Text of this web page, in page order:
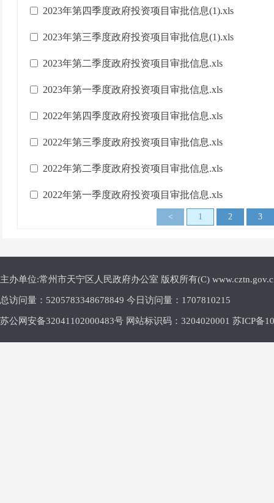
2023年第四季度政府投资项目审批信息(1).xls
2023年第三季度政府投资项目审批信息(1).xls
2023年第二季度政府投资项目审批信息.xls
2023年第一季度政府投资项目审批信息.xls
2022年第四季度政府投资项目审批信息.xls
2022年第三季度政府投资项目审批信息.xls
2022年第二季度政府投资项目审批信息.xls
2022年第一季度政府投资项目审批信息.xls
< 1 2 3
主办单位:常州市天宁区人民政府办公室 版权所有(C)
总访问量： 5205783348678849 今日访问量： 1707810215
苏公网安备32041102000483号 网站标识码：3204020001 苏ICP备